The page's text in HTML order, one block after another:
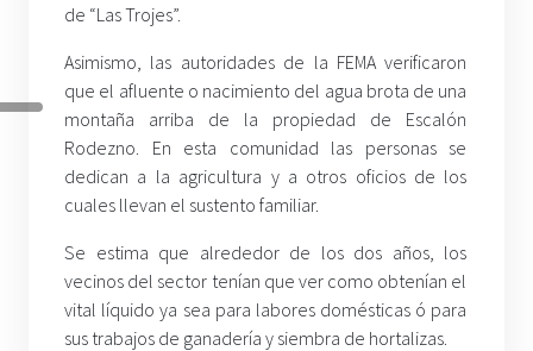
de “Las Trojes”.
Asimismo, las autoridades de la FEMA verificaron
que el afluente o nacimiento del agua brota de una
montaña arriba de la propiedad de Escalón
Rodezno. En esta comunidad las personas se
dedican a la agricultura y a otros oficios de los
cuales llevan el sustento familiar.
Se estima que alrededor de los dos años, los
vecinos del sector tenían que ver como obtenían el
vital líquido ya sea para labores domésticas ó para
sus trabajos de ganadería y siembra de hortalizas.